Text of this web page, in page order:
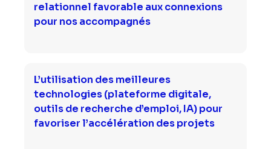
relationnel favorable aux connexions
pour nos accompagnés
L’utilisation des meilleures
technologies (plateforme digitale,
outils de recherche d’emploi, IA) pour
favoriser l’accélération des projets